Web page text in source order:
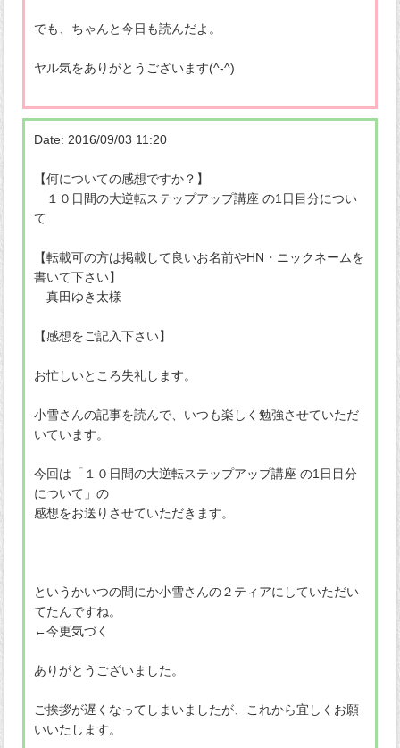
でも、ちゃんと今日も読んだよ。
ヤル気をありがとうございます(^-^)
Date: 2016/09/03 11:20
【何についての感想ですか？】
１０日間の大逆転ステップアップ講座 の1日目分につい
て
【転載可の方は掲載して良いお名前やHN・ニックネームを
書いて下さい】
真田ゆき太様
【感想をご記入下さい】
お忙しいところ失礼します。
小雪さんの記事を読んで、いつも楽しく勉強させていただ
いています。
今回は「１０日間の大逆転ステップアップ講座 の1日目分
について」の
感想をお送りさせていただきます。
というかいつの間にか小雪さんの２ティアにしていただい
てたんですね。
←今更気づく
ありがとうございました。
ご挨拶が遅くなってしまいましたが、これから宜しくお願
いいたします。